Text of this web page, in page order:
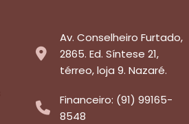
Av. Conselheiro Furtado,
2865. Ed. Síntese 21,
térreo, loja 9. Nazaré.
Financeiro: (91) 99165-
8548